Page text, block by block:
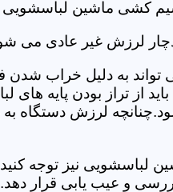
ماشین لباسشویی
لرزش غیر عادی می
به دلیل خراب شدن
باید از تراز بودن پایه
لرزش دستگاه
لباسشویی نیز توجه
و عیب یابی قرار دهد.